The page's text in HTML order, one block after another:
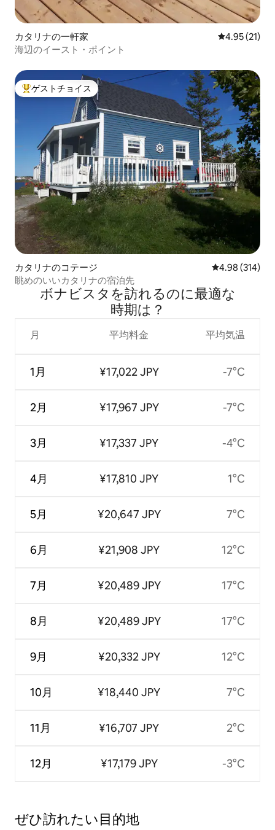
カタリナの一軒家 レビュー21
4.95 (21)
海辺のイースト・ポイント
大好評のゲストチョイスです。
ゲストチョイス
カタリナのコテージ レビュー314
4.98 (314)
眺めのいいカタリナの宿泊先
ボナビスタを訪⁠れ⁠るの⁠に最⁠適⁠な
時⁠期⁠は⁠？
月
1月
2月
3月
4月
5月
6月
7月
8月
9月
10月
11月
12月
平均料金
¥17,022 JPY
¥17,967 JPY
¥17,337 JPY
¥17,810 JPY
¥20,647 JPY
¥21,908 JPY
¥20,489 JPY
¥20,489 JPY
¥20,332 JPY
¥18,440 JPY
¥16,707 JPY
¥17,179 JPY
平均気温
-7°C
-7°C
-4°C
1°C
7°C
12°C
17°C
17°C
12°C
7°C
2°C
-3°C
ぜひ訪⁠れ⁠た⁠い目⁠的⁠地